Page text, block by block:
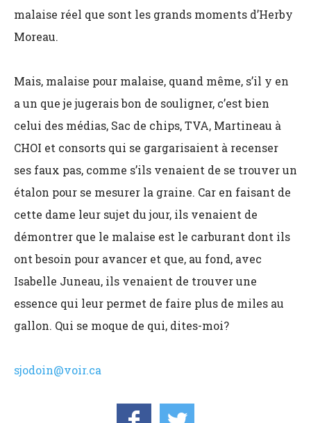
malaise réel que sont les grands moments d’Herby
Moreau.
Mais, malaise pour malaise, quand même, s’il y en
a un que je jugerais bon de souligner, c’est bien
celui des médias, Sac de chips, TVA, Martineau à
CHOI et consorts qui se gargarisaient à recenser
ses faux pas, comme s’ils venaient de se trouver un
étalon pour se mesurer la graine. Car en faisant de
cette dame leur sujet du jour, ils venaient de
démontrer que le malaise est le carburant dont ils
ont besoin pour avancer et que, au fond, avec
Isabelle Juneau, ils venaient de trouver une
essence qui leur permet de faire plus de miles au
gallon. Qui se moque de qui, dites-moi?
sjodoin@voir.ca